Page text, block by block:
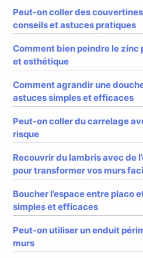
Peut-on coller des
conseils et astuces pratiques
Comment bien peindre le
et esthétique
Comment agrandir une
astuces simples et efficaces
Peut-on coller du carrelage
risque
Recouvrir du lambris avec de
pour transformer vos murs
Boucher l’espace entre placo
simples et efficaces
Peut-on utiliser un enduit
murs